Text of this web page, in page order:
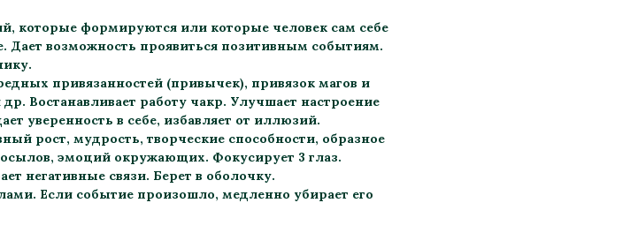
которые формируются или которые человек сам себе
Дает возможность проявиться позитивным событиям.
привязанностей (привычек), привязок магов и
Востанавливает работу чакр. Улучшает настроение
уверенность в себе, избавляет от иллюзий.
рост, мудрость, творческие способности, образное
эмоций окружающих. Фокусирует 3 глаз.
негативные связи. Берет в оболочку.
Если событие произошло, медленно убирает его